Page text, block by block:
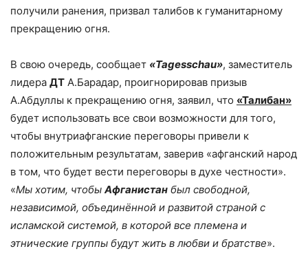
получили ранения, призвал талибов к гуманитарному
прекращению огня.
В свою очередь, сообщает «Tagesschau», заместитель
лидера ДТ А.Барадар, проигнорировав призыв
А.Абдуллы к прекращению огня, заявил, что «Талибан»
будет использовать все свои возможности для того,
чтобы внутриафганские переговоры привели к
положительным результатам, заверив «афганский народ
в том, что будет вести переговоры в духе честности».
«Мы хотим, чтобы Афганистан был свободной,
независимой, объединённой и развитой страной с
исламской системой, в которой все племена и
этнические группы будут жить в любви и братстве».